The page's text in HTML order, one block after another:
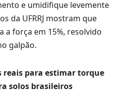
e umidifique levemente
da UFRRJ mostram que
a força em 15%, resolvido
galpão.
reais para estimar torque
solos brasileiros